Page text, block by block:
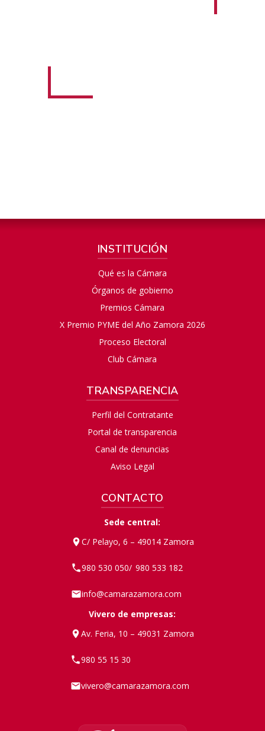
INSTITUCIÓN
Qué es la Cámara
Órganos de gobierno
Premios Cámara
X Premio PYME del Año Zamora 2026
Proceso Electoral
Club Cámara
TRANSPARENCIA
Perfil del Contratante
Portal de transparencia
Canal de denuncias
Aviso Legal
CONTACTO
Sede central:
C/ Pelayo, 6 – 49014 Zamora
980 530 050/ 980 533 182
info@camarazamora.com
Vivero de empresas:
Av. Feria, 10 – 49031 Zamora
980 55 15 30
vivero@camarazamora.com